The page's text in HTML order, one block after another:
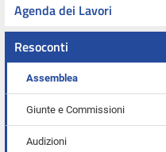
Agenda dei Lavori
Resoconti
Assemblea
Giunte e Commissioni
Audizioni